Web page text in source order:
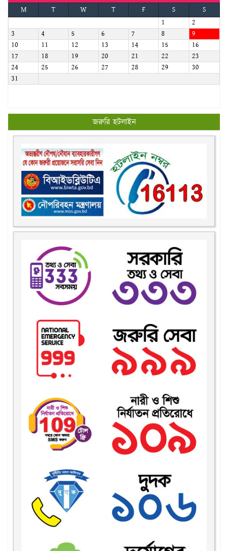
M T W T F S
S
1
2
3
4 5 6 7 8
9
10
11 12 13 14 15
16
17
18 19 20 21 22
23
24
25 26 27 28 29
30
31
জরুরি হটলাইন